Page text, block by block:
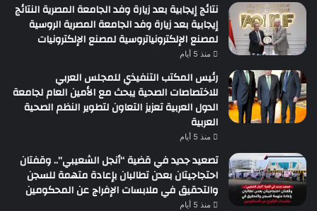
نتائج إيجابية بعد زيارة وفد الجامعة المصرية النتائج
إيجابية بعد زيارة وفد الجامعة المصرية الروسية
لمصنع الإلكترونياتروسية لمصنع الإلكترونيات
منذ 5 أيام
رئيس المكتب التنفيذي للمجلس العربي
للاختصاصات الصحية يبحث مع الأمين العام لجامعة
الدول العربية تعزيز التعاون لتطوير النظم الصحية
العربية
منذ 5 أيام
تصعيد جديد في قضية “أنجل الشعيبي”.. وقفتان
احتجاجيتان بعدن تطالبان بإعادة متهمة للسجن
والتحقيق في ملابسات الإفراج عن المحكومين
منذ 5 أيام